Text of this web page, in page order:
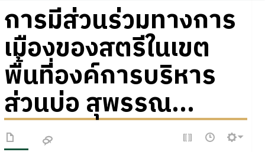
การมีส่วนร่วมทางการ
เมืองของสตรีในเขต
พื้นที่องค์การบริหาร
ส่วนบ่อ สุพรรณ...